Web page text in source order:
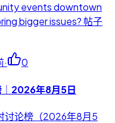
events downtown
bigger issues? 帖子
· 0
2026年8月5日
讨论榜（2026年8月5